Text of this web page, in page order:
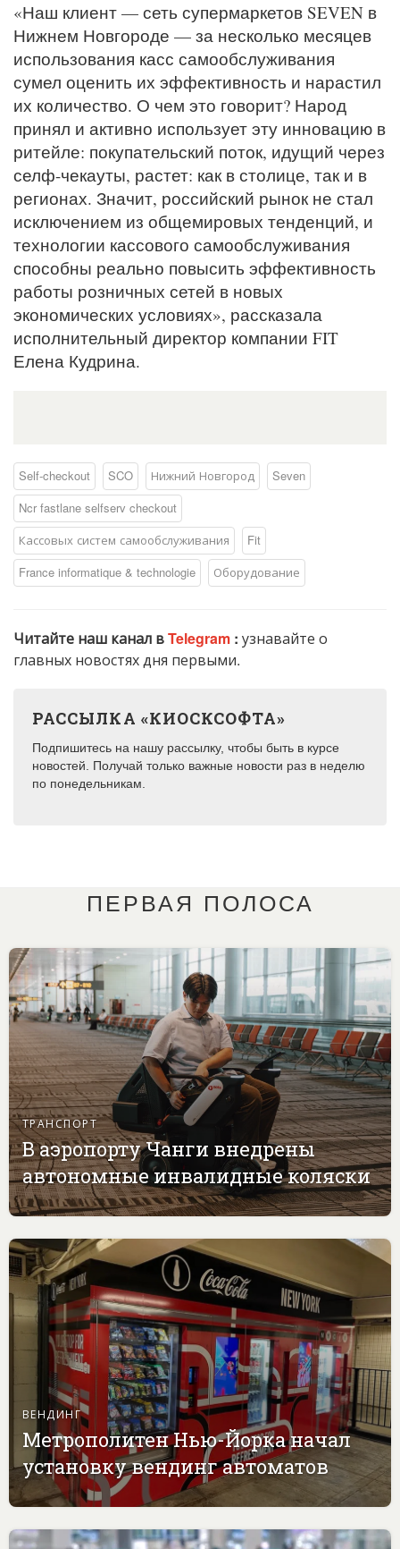
«Наш клиент — сеть супермаркетов SEVEN в
Нижнем Новгороде — за несколько месяцев
использования касс самообслуживания
сумел оценить их эффективность и нарастил
их количество. О чем это говорит? Народ
принял и активно использует эту инновацию в
ритейле: покупательский поток, идущий через
селф-чекауты, растет: как в столице, так и в
регионах. Значит, российский рынок не стал
исключением из общемировых тенденций, и
технологии кассового самообслуживания
способны реально повысить эффективность
работы розничных сетей в новых
экономических условиях», рассказала
исполнительный директор компании FIT
Елена Кудрина.
Self-checkout SCO Нижний Новгород
Seven
Ncr fastlane selfserv checkout
Кассовых систем самообслуживания
Fit
France informatique & technologie
Оборудование
Читайте наш канал вTelegram : узнавайте о
главных новостях дня первыми.
РАССЫЛКА «КИОСКСОФТА»
Подпишитесь на нашу рассылку, чтобы быть в курсе
новостей. Получай только важные новости раз в неделю
по понедельникам.
ПЕРВАЯ ПОЛОСА
ТРАНСПОРТ
В аэропорту Чанги внедрены
автономные инвалидные коляски
ВЕНДИНГ
Метрополитен Нью-Йорка начал
установку вендинг автоматов